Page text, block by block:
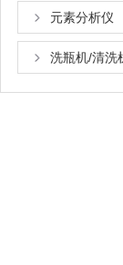
元素分析仪
洗瓶机/清洗